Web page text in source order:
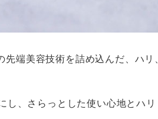
端美容技術を詰め込んだ、ハリ、
し、さらっとした使い心地とハリ